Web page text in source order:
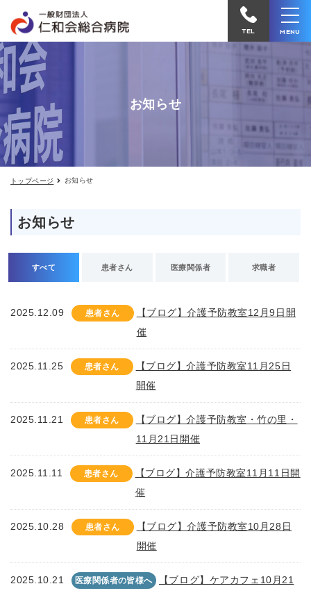
せ
病
院
電
TEL MENU
お知らせ
トップページ お知らせ
お知らせ
すべて 患者さん 医療関係者 求職者
2025.12.09 患者さん
【ブログ】介護予防教室12月9日開
催
2025.11.25 患者さん
【ブログ】介護予防教室11月25日
開催
2025.11.21 患者さん
【ブログ】介護予防教室・竹の里・
11月21日開催
2025.11.11 患者さん
【ブログ】介護予防教室11月11日開
催
2025.10.28 患者さん
【ブログ】介護予防教室10月28日
開催
2025.10.21 医療関係者の皆様へ
【ブログ】ケアカフェ10月21